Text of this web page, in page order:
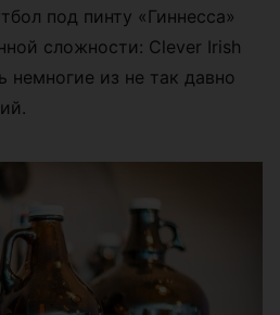
под пинту «Гиннесса»
сложности: Clever Irish
немногие из не так давно